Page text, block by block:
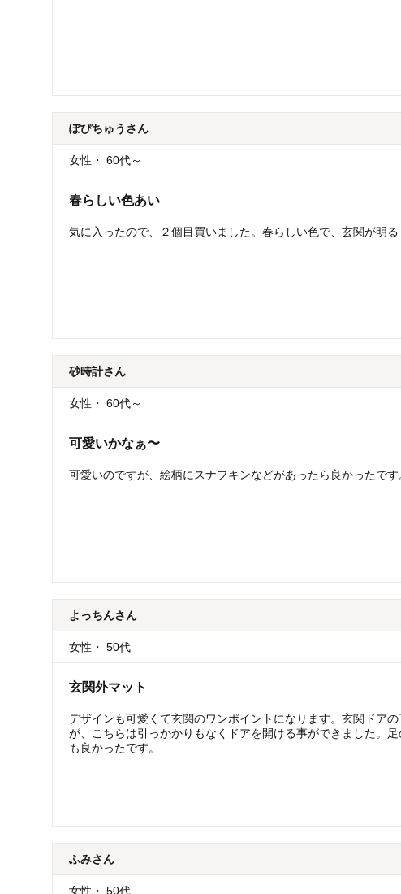
ぽぴちゅう さん
女性 ・ 60代～
春らしい色あい
気に入ったので、２個目買いました。春らしい色で、玄関が明
砂時計さん
女性 ・ 60代～
可愛いかなぁ〜
可愛いのですが、絵柄にスナフキンなどがあったら良かったです
よっちんさん
女性 ・ 50代
玄関外マット
デザインも可愛くて玄関のワンポイントになります。玄関ドア
が、こちらは引っかかりもなくドアを開ける事ができました。
も良かったです。
ふみさん
女性 ・ 50代